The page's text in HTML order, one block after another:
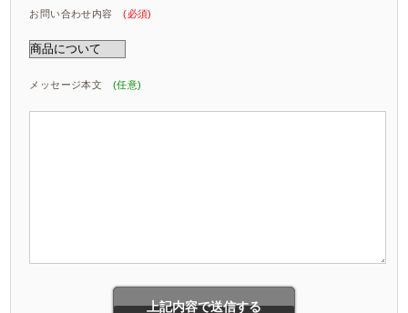
お問い合わせ内容(必須)
メッセージ本文 (任意)